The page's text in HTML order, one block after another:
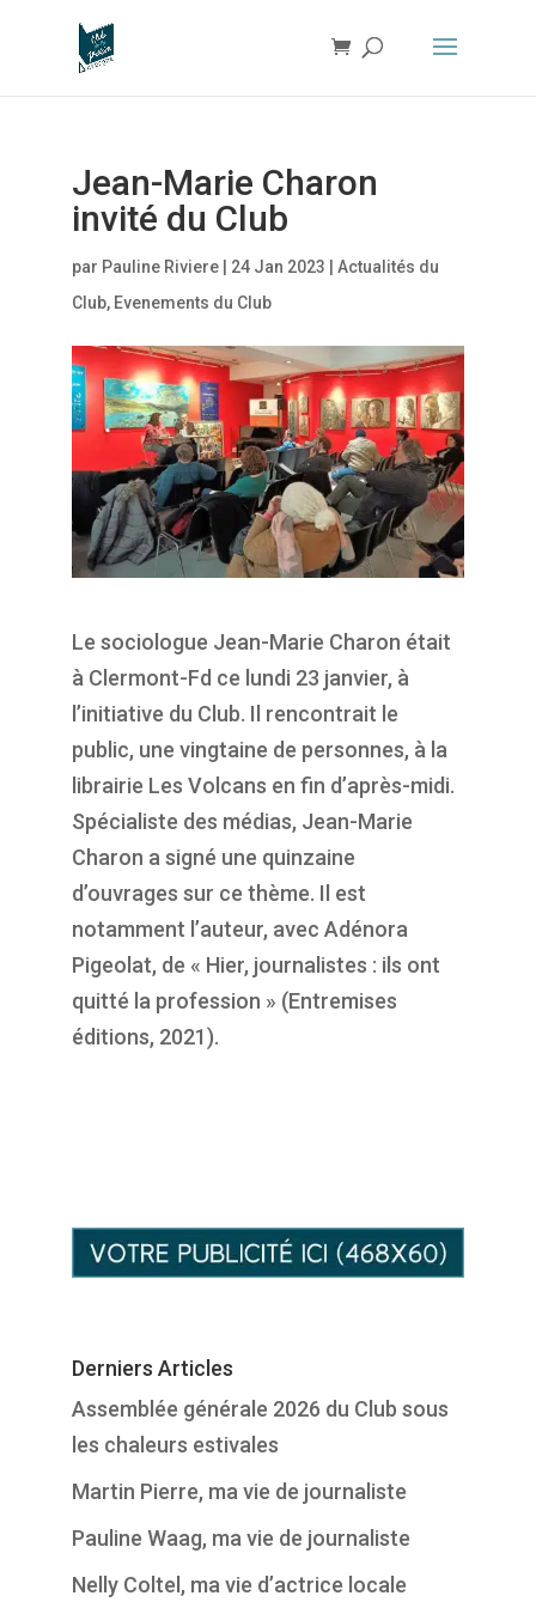
Jean-Marie Charon
invité du Club
par Pauline Riviere| 24 Jan 2023
Actualités du
Club, Evenements du Club
Le sociologue Jean-Marie Charon était
à Clermont-Fd ce lundi 23 janvier, à
l’initiative du Club. Il rencontrait le
public, une vingtaine de personnes, à la
librairie Les Volcans en fin d’après-midi.
Spécialiste des médias, Jean-Marie
Charon a signé une quinzaine
d’ouvrages sur ce thème. Il est
notamment l’auteur, avec Adénora
Pigeolat, de « Hier, journalistes : ils ont
quitté la profession » (Entremises
éditions, 2021).
Derniers Articles
Assemblée générale 2026 du Club sous
les chaleurs estivales
Martin Pierre, ma vie de journaliste
Pauline Waag, ma vie de journaliste
Nelly Coltel, ma vie d’actrice locale